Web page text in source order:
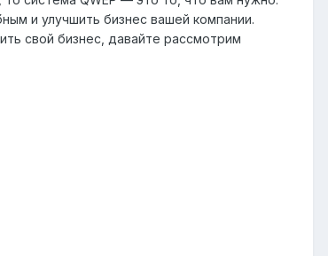
и улучшить бизнес вашей компании.
свой бизнес, давайте рассмотрим